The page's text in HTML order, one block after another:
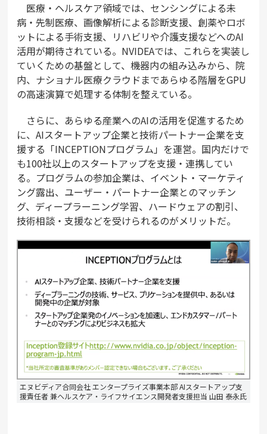
医療・ヘルスケア領域では、センシングによる未
病・先制医療、画像解析による診断支援、創薬やロボ
ットによる手術支援、リハビリや介護支援などへのAI
活用が期待されている。NVIDEAでは、これらを実装し
ていくための基盤として、機器内の組み込みから、院
内、ナショナル医療クラウドまであらゆる階層をGPU
の高速演算で処理する体制を整えている。
さらに、あらゆる産業へのAIの活用を促進するため
に、AIスタートアップ企業と技術パートナー企業を支
援する「INCEPTIONプログラム」を運営。国内だけで
も100社以上のスタートアップを支援・連携してい
る。プログラムの参加企業は、イベント・マーケティ
ング露出、ユーザー・パートナー企業とのマッチン
グ、ディープラーニング学習、ハードウェアの割引、
技術相談・支援などを受けられるのがメリットだ。
エヌビディア合同会社 エンタープライズ事業本部 AIスタートアップ支
援責任者 兼ヘルスケア・ライフサイエンス開発者支援担当 山田 泰永氏